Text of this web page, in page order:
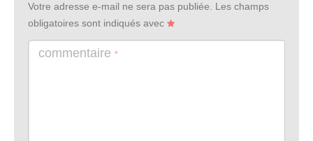
Votre adresse e-mail ne sera pas publiée.
Les champs
obligatoires sont indiqués avec
commentaire *